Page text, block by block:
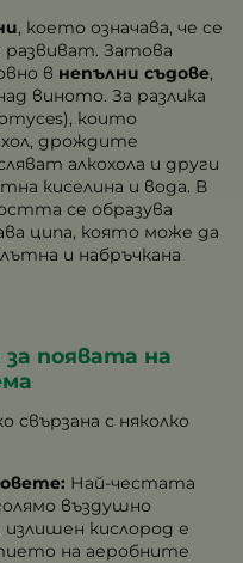
, което означава, че се
развиват. Затова
в непълни съдове,
виното. За разлика
), които
дрождите
алкохола и други
киселина и вода. В
се образува
ципа, която може да
и набръчкана
появата на
свързана с няколко
Най-честата
въздушно
кислород е
на аеробните